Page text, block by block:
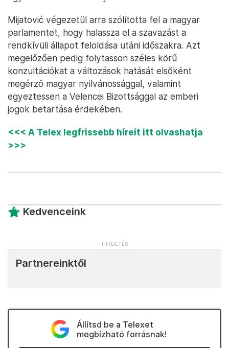
Mijatović végezetül arra szólította fel a magyar
parlamentet, hogy halassza el a szavazást a
rendkívüli állapot feloldása utáni időszakra. Azt
megelőzően pedig folytasson széles körű
konzultációkat a változások hatását elsőként
megérző magyar nyilvánossággal, valamint
egyeztessen a Velencei Bizottsággal az emberi
jogok betartása érdekében.
<<< A Telex legfrissebb híreit itt olvashatja
>>>
Kedvenceink
Partnereinktől
Állítsd be a Telexet
megbízható forrásnak!